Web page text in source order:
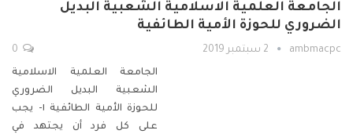
الجامعة العلمية الاسلامية الشعبية البديل
الضروري للحوزة الأمية الطائفية
ambmacpc 2 سبتمبر 2019
الجامعة العلمية الاسلامية
الشعبية البديل الضروري
للحوزة الأمية الطائفية
١- يجب
على كل فرد أن يجتهد في